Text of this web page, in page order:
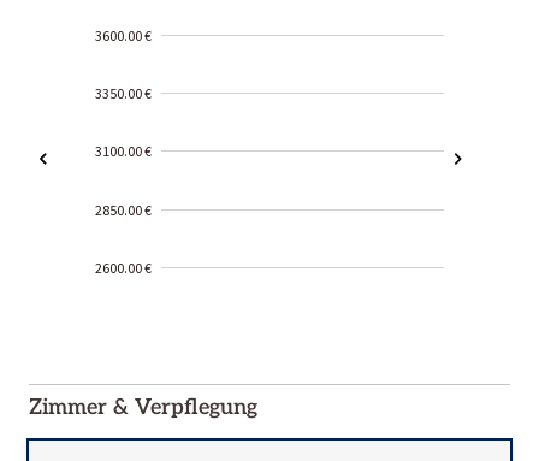
3600.00 €
3350.00 €
3100.00 €
2850.00 €
2600.00 €
01-02
Zimmer & Verpflegung